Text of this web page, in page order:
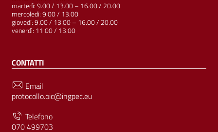
martedì: 9.00 / 13.00 – 16.00 / 20.00
mercoledì: 9.00 / 13.00
giovedì: 9.00 / 13.00 – 16.00 / 20.00
venerdì: 11.00 / 13.00
CONTATTI
Email
protocollo.oic@ingpec.eu
Telefono
070 499703